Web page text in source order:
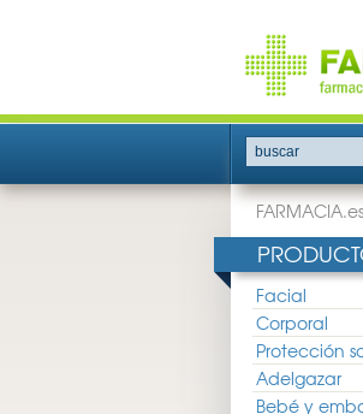
buscar
FARMACIA.es
Facial
Corporal
Protección
Adelgazar
Bebé y